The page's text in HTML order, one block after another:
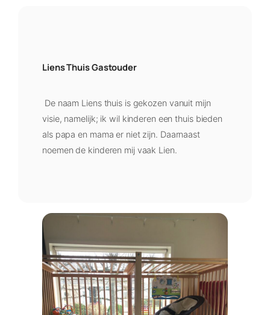
Liens Thuis Gastouder
De naam Liens thuis is gekozen vanuit mijn
visie, namelijk; ik wil kinderen een thuis bieden
als papa en mama er niet zijn. Daarnaast
noemen de kinderen mij vaak Lien.